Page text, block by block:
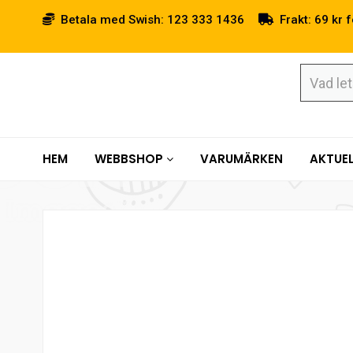
Betala med Swish: 123 333 1436 Frakt: 69 kr
HEM WEBBSHOP VARUMÄRKEN